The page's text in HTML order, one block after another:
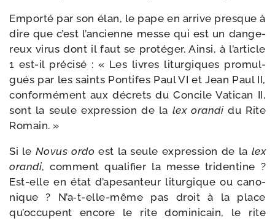
Emporté par son élan, le pape en arrive presque à
dire que c’est l’ancienne messe qui est un dan­ge­
reux virus dont il faut se pro­té­ger. Ainsi, à l’article
1 est-​il pré­ci­sé : « Les livres litur­giques pro­mul­
gués par les saints Pontifes Paul VI et Jean Paul II,
confor­mé­ment aux décrets du Concile Vatican II,
sont la seule expres­sion de la lex oran­di du Rite
Romain. »
Si le Novus ordo est la seule expres­sion de la lex
oran­di, com­ment qua­li­fier la messe tri­den­tine ?
Est-​elle en état d’apesanteur litur­gique ou cano­
nique ? N’a‑t-elle-même pas droit à la place
qu’occupent encore le rite domi­ni­cain, le rite